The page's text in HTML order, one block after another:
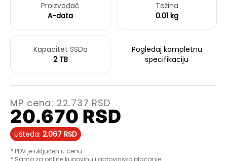
Proizvođač
A-data
Težina
0.01 kg
Kapacitet SSDa
2 TB
Pogledaj kompletnu
specifikaciju
MP cena: 22.737 RSD
20.670 RSD
Ušteda: 2.067 RSD
* PDV je uključen u cenu
* Samo za online kupovinu i gotovinsko plaćanje